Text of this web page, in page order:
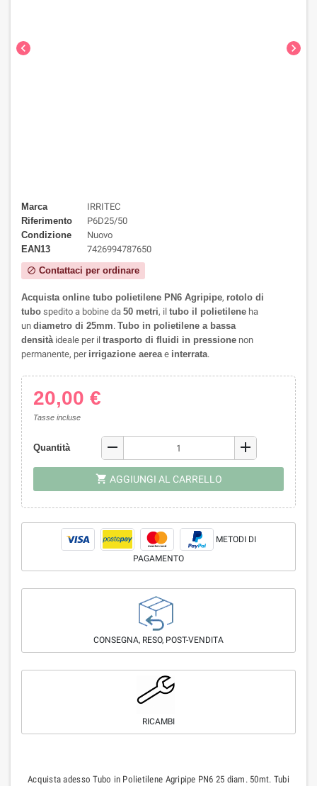
chevron_left chevron_right
Marca
IRRITEC
Riferimento
P6D25/50
Condizione
Nuovo
EAN13
7426994787650
block Contattaci per ordinare
Acquista online tubo polietilene PN6 Agripipe, rotolo di
tubo spedito a bobine da 50 metri, il tubo il polietilene ha
un diametro di 25mm. Tubo in polietilene a bassa
densitàideale per il trasporto di fluidi in pressione non
permanente, per irrigazione aereae interrata.
20,00 €
Tasse incluse
Quantità remove add
shopping_cart AGGIUNGI AL CARRELLO
METODI DI
PAGAMENTO
CONSEGNA, RESO, POST-VENDITA
RICAMBI
Acquista adesso Tubo in Polietilene Agripipe PN6 25 diam. 50mt. Tubi